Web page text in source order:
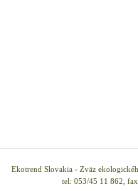
Ekotrend Slovakia - Zväz
tel: 053/45 11 862,